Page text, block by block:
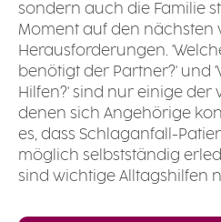
sondern auch die Familie
Moment auf den nächsten
Herausforderungen.
benötigt der Partner?' und
Hilfen?' sind nur einige der
denen sich Angehörige
es, dass Schlaganfall-
möglich selbstständig
sind wichtige Alltagshilfen